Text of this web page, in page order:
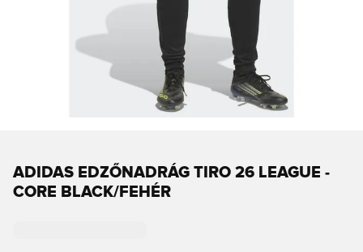
ADIDAS EDZŐNADRÁG TIRO 26 LEAGUE -
CORE BLACK/FEHÉR